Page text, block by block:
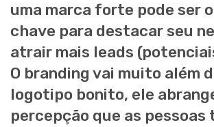
uma marca forte pode ser
chave para destacar seu
atrair mais leads
O branding vai muito além
logotipo bonito, ele
percepção que as pessoas